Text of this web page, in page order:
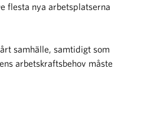
flesta nya arbetsplatserna
samhälle, samtidigt som
arbetskraftsbehov måste